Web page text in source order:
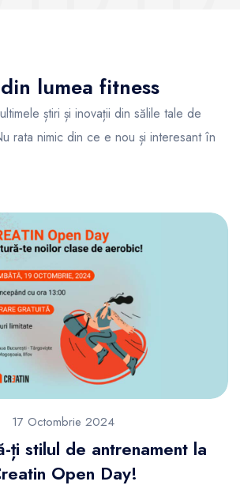
lumea fitness
știri și inovații din sălile tale de
rata nimic din ce e nou și interesant în
17 Octombrie 2024
ți stilul de antrenament la
Open Day!